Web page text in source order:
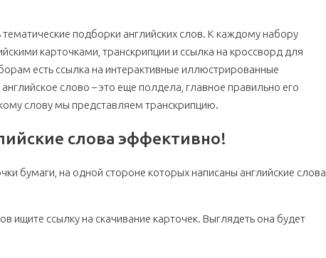
на
детей, плюс советы по работе с ними
подборки английских слов. К каждому набору
карточками, транскрипции и ссылка на кроссворд для
есть ссылка на интерактивные иллюстрированные
слово – это еще полдела, главное правильно его
слову мы представляем транскрипцию.
слова эффективно!
бумаги, на одной стороне которых написаны английские слова,
ищите ссылку на скачивание карточек. Выглядеть она будет